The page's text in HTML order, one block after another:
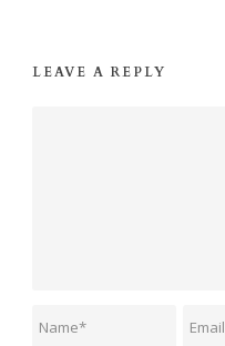
LEAVE A REPLY